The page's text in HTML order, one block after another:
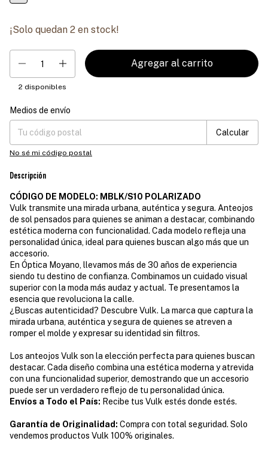
¡Solo quedan 2 en stock!
2 disponibles
Entregas para el CP:
Medios de envío
Calcular
No sé mi código postal
Descripción
CÓDIGO DE MODELO: MBLK/S10 POLARIZADO
Vulk transmite una mirada urbana, auténtica y segura. Anteojos
de sol pensados para quienes se animan a destacar, combinando
estética moderna con funcionalidad. Cada modelo refleja una
personalidad única, ideal para quienes buscan algo más que un
accesorio.
En Óptica Moyano, llevamos más de 30 años de experiencia
siendo tu destino de confianza. Combinamos un cuidado visual
superior con la moda más audaz y actual. Te presentamos la
esencia que revoluciona la calle.
¿Buscas autenticidad? Descubre Vulk. La marca que captura la
mirada urbana, auténtica y segura de quienes se atreven a
romper el molde y expresar su identidad sin filtros.
Los anteojos Vulk son la elección perfecta para quienes buscan
destacar. Cada diseño combina una estética moderna y atrevida
con una funcionalidad superior, demostrando que un accesorio
puede ser un verdadero reflejo de tu personalidad única.
Envíos a Todo el País: Recibe tus Vulk estés donde estés.
Garantía de Originalidad: Compra con total seguridad. Solo
vendemos productos Vulk 100% originales.